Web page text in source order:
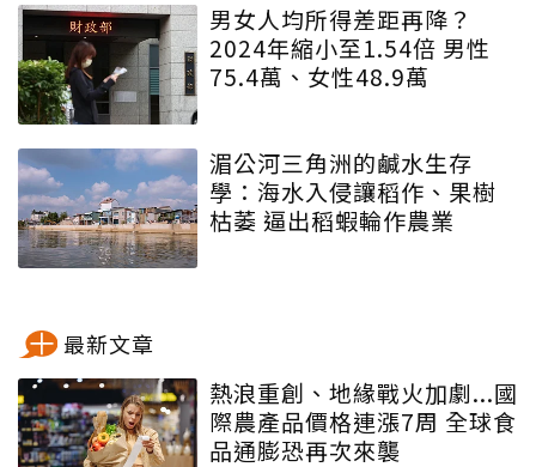
男女人均所得差距再降？
2024年縮小至1.54倍 男性
75.4萬、女性48.9萬
湄公河三角洲的鹹水生存
學：海水入侵讓稻作、果樹
枯萎 逼出稻蝦輪作農業
最新文章
熱浪重創、地緣戰火加劇...國
際農產品價格連漲7周 全球食
品通膨恐再次來襲